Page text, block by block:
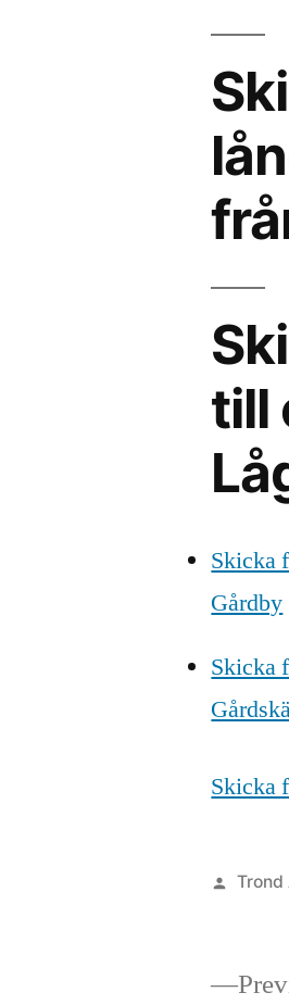
till
Skicka
Gårdby
Skicka
Skicka
Trond